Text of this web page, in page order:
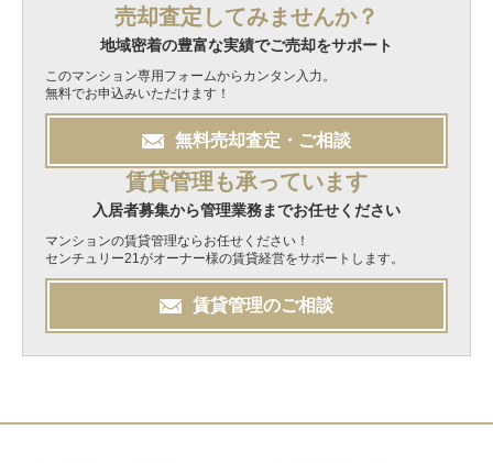
売却査定してみませんか？
地域密着の豊富な実績でご売却をサポート
このマンション専用フォームからカンタン入力。
無料でお申込みいただけます！
無料売却査定・ご相談
賃貸管理も承っています
入居者募集から管理業務までお任せください
マンションの賃貸管理ならお任せください！
センチュリー21がオーナー様の賃貸経営をサポートします。
賃貸管理のご相談